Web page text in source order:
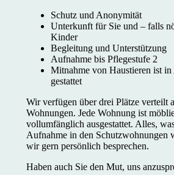
Schutz und Anonymität
Unterkunft für Sie und – falls
Kinder
Begleitung und Unterstützung
Aufnahme bis Pflegestufe 2
Mitnahme von Haustieren ist
gestattet
Wir verfügen über drei Plätze verteilt
Wohnungen. Jede Wohnung ist
vollumfänglich ausgestattet. Alles,
Aufnahme in den Schutzwohnungen
wir gern persönlich besprechen.
Haben auch Sie den Mut, uns